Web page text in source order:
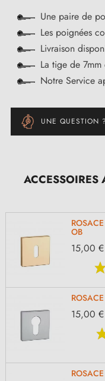
Une paire de
Les poignées
Livraison
La tige de
Notre Service
UNE QUESTION ?
ACCESSOIRES
OB
15,00 €
15,00 €